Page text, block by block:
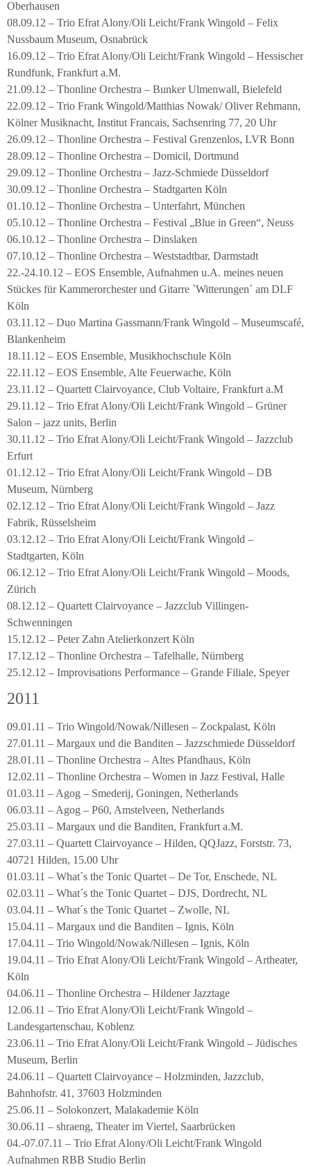
Oberhausen
08.09.12 – Trio Efrat Alony/Oli Leicht/Frank Wingold – Felix
Nussbaum Museum, Osnabrück
16.09.12 – Trio Efrat Alony/Oli Leicht/Frank Wingold – Hessischer
Rundfunk, Frankfurt a.M.
21.09.12 – Thonline Orchestra – Bunker Ulmenwall, Bielefeld
22.09.12 – Trio Frank Wingold/Matthias Nowak/ Oliver Rehmann,
Kölner Musiknacht, Institut Francais, Sachsenring 77, 20 Uhr
26.09.12 – Thonline Orchestra – Festival Grenzenlos, LVR Bonn
28.09.12 – Thonline Orchestra – Domicil, Dortmund
29.09.12 – Thonline Orchestra – Jazz-Schmiede Düsseldorf
30.09.12 – Thonline Orchestra – Stadtgarten Köln
01.10.12 – Thonline Orchestra – Unterfahrt, München
05.10.12 – Thonline Orchestra – Festival „Blue in Green“, Neuss
06.10.12 – Thonline Orchestra – Dinslaken
07.10.12 – Thonline Orchestra – Weststadtbar, Darmstadt
22.-24.10.12 – EOS Ensemble, Aufnahmen u.A. meines neuen
Stückes für Kammerorchester und Gitarre `Witterungen´ am DLF
Köln
03.11.12 – Duo Martina Gassmann/Frank Wingold – Museumscafé,
Blankenheim
18.11.12 – EOS Ensemble, Musikhochschule Köln
22.11.12 – EOS Ensemble, Alte Feuerwache, Köln
23.11.12 – Quartett Clairvoyance, Club Voltaire, Frankfurt a.M
29.11.12 – Trio Efrat Alony/Oli Leicht/Frank Wingold – Grüner
Salon – jazz units, Berlin
30.11.12 – Trio Efrat Alony/Oli Leicht/Frank Wingold – Jazzclub
Erfurt
01.12.12 – Trio Efrat Alony/Oli Leicht/Frank Wingold – DB
Museum, Nürnberg
02.12.12 – Trio Efrat Alony/Oli Leicht/Frank Wingold – Jazz
Fabrik, Rüsselsheim
03.12.12 – Trio Efrat Alony/Oli Leicht/Frank Wingold –
Stadtgarten, Köln
06.12.12 – Trio Efrat Alony/Oli Leicht/Frank Wingold – Moods,
Zürich
08.12.12 – Quartett Clairvoyance – Jazzclub Villingen-
Schwenningen
15.12.12 – Peter Zahn Atelierkonzert Köln
17.12.12 – Thonline Orchestra – Tafelhalle, Nürnberg
25.12.12 – Improvisations Performance – Grande Filiale, Speyer
2011
09.01.11 – Trio Wingold/Nowak/Nillesen – Zockpalast, Köln
27.01.11 – Margaux und die Banditen – Jazzschmiede Düsseldorf
28.01.11 – Thonline Orchestra – Altes Pfandhaus, Köln
12.02.11 – Thonline Orchestra – Women in Jazz Festival, Halle
01.03.11 – Agog – Smederij, Goningen, Netherlands
06.03.11 – Agog – P60, Amstelveen, Netherlands
25.03.11 – Margaux und die Banditen, Frankfurt a.M.
27.03.11 – Quartett Clairvoyance – Hilden, QQJazz, Forststr. 73,
40721 Hilden, 15.00 Uhr
01.03.11 – What´s the Tonic Quartet – De Tor, Enschede, NL
02.03.11 – What´s the Tonic Quartet – DJS, Dordrecht, NL
03.04.11 – What´s the Tonic Quartet – Zwolle, NL
15.04.11 – Margaux und die Banditen – Ignis, Köln
17.04.11 – Trio Wingold/Nowak/Nillesen – Ignis, Köln
19.04.11 – Trio Efrat Alony/Oli Leicht/Frank Wingold – Artheater,
Köln
04.06.11 – Thonline Orchestra – Hildener Jazztage
12.06.11 – Trio Efrat Alony/Oli Leicht/Frank Wingold –
Landesgartenschau, Koblenz
23.06.11 – Trio Efrat Alony/Oli Leicht/Frank Wingold – Jüdisches
Museum, Berlin
24.06.11 – Quartett Clairvoyance – Holzminden, Jazzclub,
Bahnhofstr. 41, 37603 Holzminden
25.06.11 – Solokonzert, Malakademie Köln
30.06.11 – shraeng, Theater im Viertel, Saarbrücken
04.-07.07.11 – Trio Efrat Alony/Oli Leicht/Frank Wingold
Aufnahmen RBB Studio Berlin